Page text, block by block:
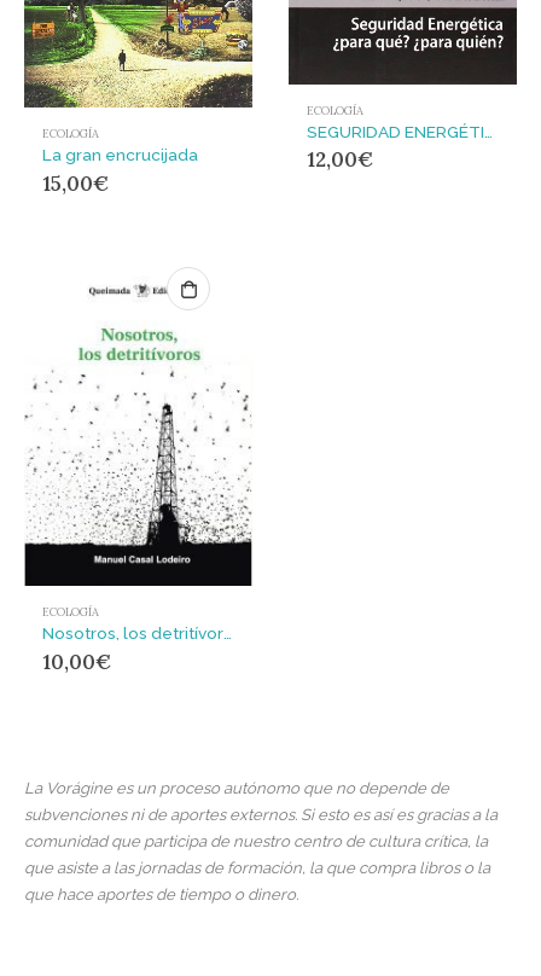
ECOLOGÍA
La gran encrucijada
15,00€
ECOLOGÍA
12,00€
ECOLOGÍA
Nosotros, los detritívoros
10,00€
La Vorágine es un proceso autónomo que no depende de
subvenciones ni de aportes externos. Si esto es así es gracias a la
comunidad que participa de nuestro centro de cultura crítica, la
que asiste a las jornadas de formación, la que compra libros o la
que hace aportes de tiempo o dinero.